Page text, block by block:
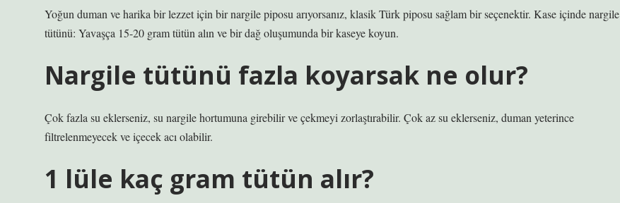
Yoğun duman ve harika bir lezzet için bir nargile piposu arıyorsanız, klasik Türk piposu sağlam bir seçenektir. Kase içinde nargile
tütünü: Yavaşça 15-20 gram tütün alın ve bir dağ oluşumunda bir kaseye koyun.
Nargile tütünü fazla koyarsak ne olur?
Çok fazla su eklerseniz, su nargile hortumuna girebilir ve çekmeyi zorlaştırabilir. Çok az su eklerseniz, duman yeterince
filtrelenmeyecek ve içecek acı olabilir.
1 lüle kaç gram tütün alır?